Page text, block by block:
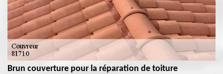
Brun couverture pour la réparation de toiture